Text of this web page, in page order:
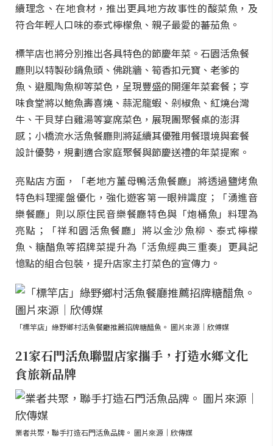
續理念、在地食材，推出更具地方故事性的酸菜魚，及
符合年輕人口味的泰式檸檬魚、親子最愛的蕃茄魚。
標竿店也將分別推出各具特色的節慶年菜。石園活魚餐
廳則以特製砂鍋魚頭、佛跳牆、筍香扣元寶、老爹的
魚、避風陶魚柳等菜色，呈現豐盛的開運年菜套餐；亨
味食堂將以鮑魚壽喜燒、蒜泥龍蝦、剁椒魚、紅燒台灣
牛、干貝芽白雞湯等宴席菜色，展現團聚餐桌的澎湃
感；小橋流水活魚餐廳則將延續其優雅用餐環境與套餐
設計優勢，規劃適合家庭聚餐與節慶送禮的年菜提案。
亮點店方面，「老地方薑母鴨活魚餐廳」將透過鹽烤魚
特色料理擺盤優化，強化遊客第一眼辨識度；「湧進音
樂餐廳」則以原住民音樂餐廳特色與「炮桶魚」料理為
亮點；「祥和園活魚餐廳」將以金沙魚柳、泰式檸檬
魚、糖醋魚等招牌菜提升為「活魚經典三重奏」更具記
憶點的組合包裝，提升店家主打菜色的宣傳力。
「標竿店」綠野鄉村活魚餐廳推薦招牌糖醋魚。 圖片來源｜欣傅媒
21家石門活魚聯盟店家攜手，打造水鄉文化
食旅新品牌
業者共聚，聯手打造石門活魚品牌。 圖片來源｜欣傳媒